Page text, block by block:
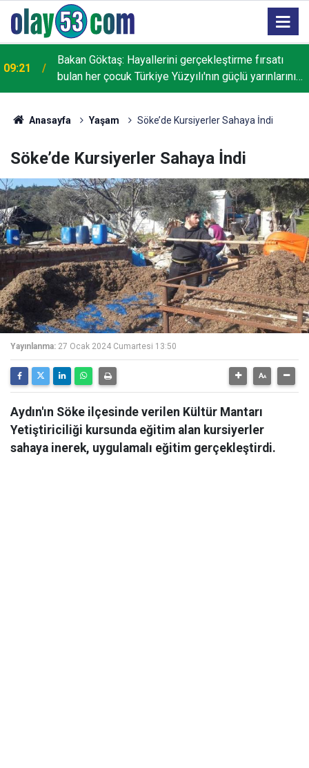
09:21
Bakan Göktaş: Hayallerini gerçekleştirme fırsatı
bulan her çocuk Türkiye Yüzyılı'nın güçlü yarınlarını
inşa edecek
Anasayfa Yaşam Söke’de Kursiyerler Sahaya İndi
Söke’de Kursiyerler Sahaya İndi
Yayınlanma: 27 Ocak 2024 Cumartesi 13:50
Aydın'ın Söke ilçesinde verilen Kültür Mantarı
Yetiştiriciliği kursunda eğitim alan kursiyerler
sahaya inerek, uygulamalı eğitim gerçekleştirdi.